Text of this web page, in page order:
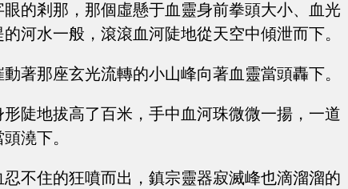
的剎那，那個虛懸于血靈身前拳頭大小、血光
河水一般，滾滾血河陡地從天空中傾泄而下。
著那座玄光流轉的小山峰向著血靈當頭轟下。
陡地拔高了百米，手中血河珠微微一揚，一道
澆下。
不住的狂噴而出，鎮宗靈器寂滅峰也滴溜溜的